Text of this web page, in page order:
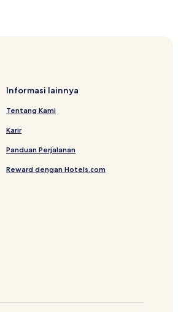
Informasi lainnya
Tentang Kami
Karir
Panduan Perjalanan
Reward dengan Hotels.com